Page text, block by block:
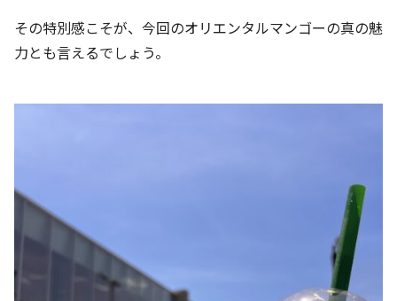
その特別感こそが、今回のオリエンタルマンゴーの真の魅
力とも言えるでしょう。